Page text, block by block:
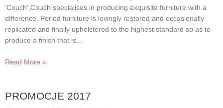
‘Couch’.Couch specialises in producing exquisite furniture with a
difference. Period furniture is lovingly restored and occasionally
replicated and finally upholstered to the highest standard so as to
produce a finish that is…
Read More »
PROMOCJE 2017